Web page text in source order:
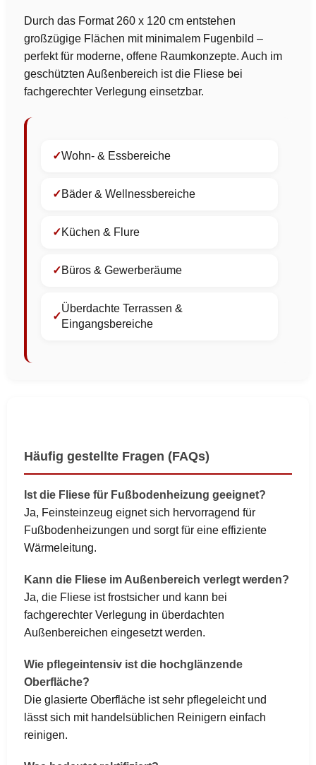
Durch das Format 260 x 120 cm entstehen
großzügige Flächen mit minimalem Fugenbild –
perfekt für moderne, offene Raumkonzepte. Auch im
geschützten Außenbereich ist die Fliese bei
fachgerechter Verlegung einsetzbar.
Wohn- & Essbereiche
Bäder & Wellnessbereiche
Küchen & Flure
Büros & Gewerberäume
Überdachte Terrassen &
Eingangsbereiche
Häufig gestellte Fragen (FAQs)
Ist die Fliese für Fußbodenheizung geeignet?
Ja, Feinsteinzeug eignet sich hervorragend für
Fußbodenheizungen und sorgt für eine effiziente
Wärmeleitung.
Kann die Fliese im Außenbereich verlegt werden?
Ja, die Fliese ist frostsicher und kann bei
fachgerechter Verlegung in überdachten
Außenbereichen eingesetzt werden.
Wie pflegeintensiv ist die hochglänzende
Oberfläche?
Die glasierte Oberfläche ist sehr pflegeleicht und
lässt sich mit handelsüblichen Reinigern einfach
reinigen.